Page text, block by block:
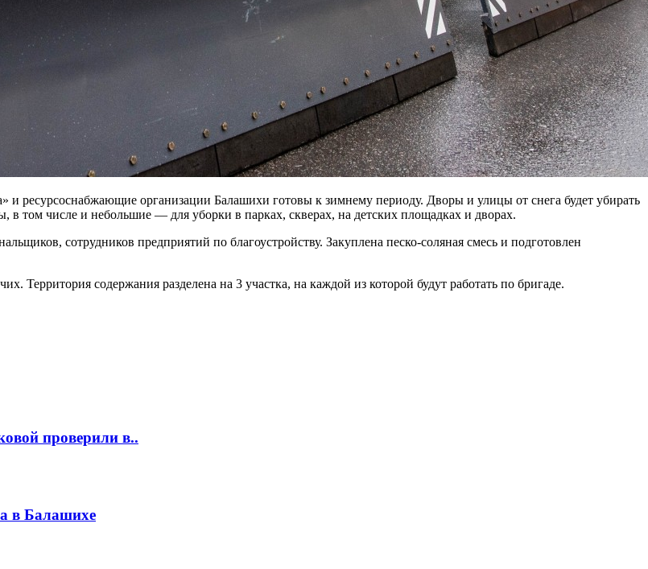
ресурсоснабжающие организации Балашихи готовы к зимнему периоду. Дворы и улицы от снега будет убирать
том числе и небольшие — для уборки в парках, скверах, на детских площадках и дворах.
сотрудников предприятий по благоустройству. Закуплена песко-соляная смесь и подготовлен
Территория содержания разделена на 3 участка, на каждой из которой будут работать по бригаде.
проверили в..
в Балашихе